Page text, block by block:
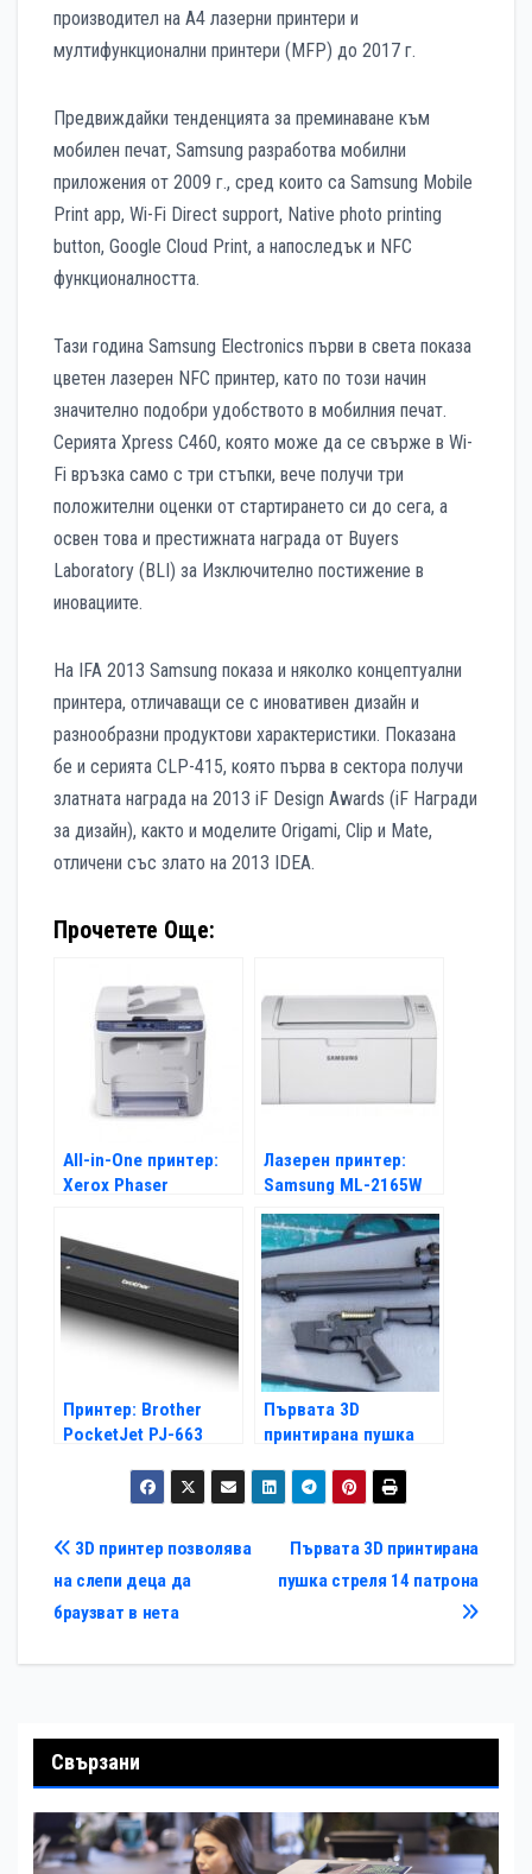
производител на А4 лазерни принтери и
мултифункционални принтери (MFP) до 2017 г.
Предвиждайки тенденцията за преминаване към
мобилен печат, Samsung разработва мобилни
приложения от 2009 г., сред които са Samsung Mobile
Print app, Wi-Fi Direct support, Native photo printing
button, Google Cloud Print, а напоследък и NFC
функционалността.
Тази година Samsung Electronics първи в света показа
цветен лазерен NFC принтер, като по този начин
значително подобри удобството в мобилния печат.
Серията Xpress C460, която може да се свърже в Wi-
Fi връзка само с три стъпки, вече получи три
положителни оценки от стартирането си до сега, а
освен това и престижната награда от Buyers
Laboratory (BLI) за Изключително постижение в
иновациите.
На IFA 2013 Samsung показа и няколко концептуални
принтера, отличаващи се с иновативен дизайн и
разнообразни продуктови характеристики. Показана
бе и серията CLP-415, която първа в сектора получи
златната награда на 2013 iF Design Awards (iF Награди
за дизайн), както и моделите Origami, Clip и Mate,
отличени със злато на 2013 IDEA.
Прочетете Още:
All-in-One принтер:
Xerox Phaser
Лазерен принтер:
Samsung ML-2165W
Принтер: Brother
PocketJet PJ-663
Първата 3D
принтирана пушка
Навигация
Първата 3D принтирана
пушка стреля 14 патрона
3D принтер позволява
на слепи деца да
браузват в нета
Свързани